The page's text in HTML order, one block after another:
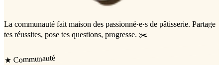
La communauté fait maison des passionné·e·s de pâtisserie. Partage
tes réussites, pose tes questions, progresse. ✂️
★ Communauté